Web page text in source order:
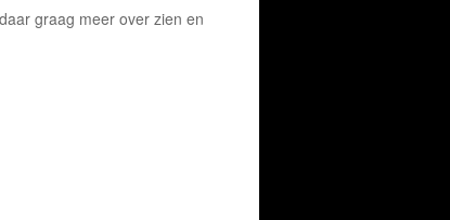
graag meer over zien en